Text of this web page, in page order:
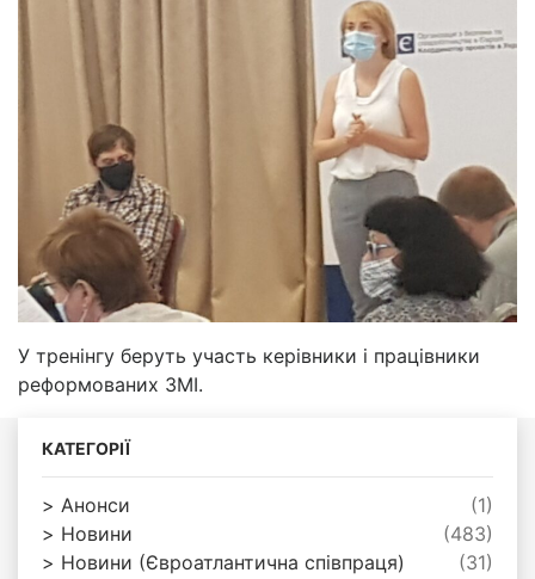
У тренінгу беруть участь керівники і працівники
реформованих ЗМІ.
КАТЕГОРІЇ
Анонси
(1)
Новини
(483)
Новини (Євроатлантична співпраця)
(31)